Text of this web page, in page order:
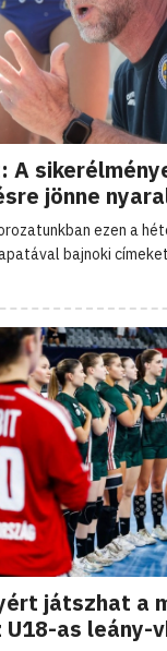
A
jönne
ezen a
bajnoki
játszhat a
as leány-